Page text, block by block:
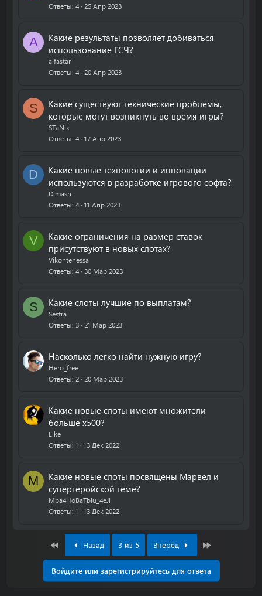
Ответы 4 25 Апр 2023
A
Какие результаты позволяет добиваться
использование ГСЧ?
alfastar
Ответы 4 20 Апр 2023
S
Какие существуют технические проблемы,
которые могут возникнуть во время игры?
STaNik
Ответы 4 17 Апр 2023
D
Какие новые технологии и инновации
используются в разработке игрового софта?
Dimash
Ответы 4 11 Апр 2023
V
Какие ограничения на размер ставок
присутствуют в новых слотах?
Vikontenessa
Ответы 4 30 Мар 2023
S Какие слоты лучшие по выплатам?
Sestra
Ответы 3 21 Мар 2023
Насколько легко найти нужную игру?
Hero_free
Ответы 2 20 Мар 2023
Какие новые слоты имеют множители
больше х500?
Like
Ответы 1 13 Дек 2022
M
Какие новые слоты посвящены Марвел и
супергеройской теме?
Mpa4HoBaTblu_4eJl
Ответы 1 13 Дек 2022
Назад 3 из 5 Вперёд
Войдите или зарегистрируйтесь для ответа